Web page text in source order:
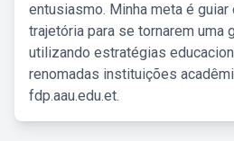
entusiasmo. Minha meta é
trajetória para se tornarem uma
utilizando estratégias
renomadas instituições
fdp.aau.edu.et.